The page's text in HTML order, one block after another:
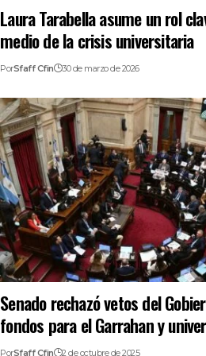
Laura Tarabella asume un rol
medio de la crisis universitaria
PorSfaff Cfin 30 de marzo de 2026
Senado rechazó vetos del
fondos para el Garrahan y
PorSfaff Cfin 2 de octubre de 2025